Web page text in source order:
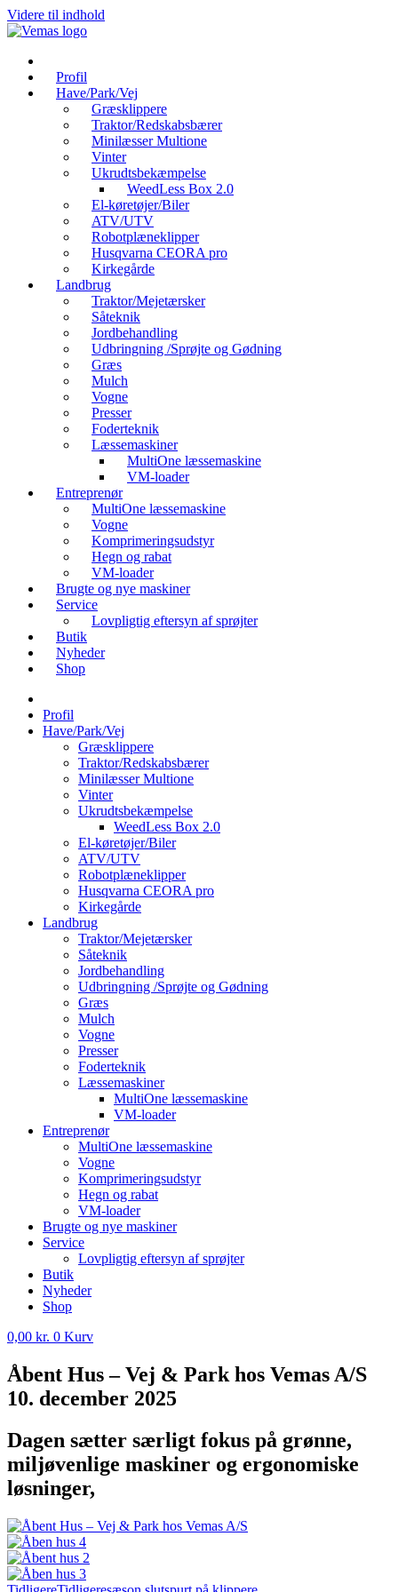
Videre til indhold
Profil
Have/Park/Vej
Græsklippere
Traktor/Redskabsbærer
Minilæsser Multione
Vinter
Ukrudtsbekæmpelse
WeedLess Box 2.0
El-køretøjer/Biler
ATV/UTV
Robotplæneklipper
Husqvarna CEORA pro
Kirkegårde
Landbrug
Traktor/Mejetærsker
Såteknik
Jordbehandling
Udbringning /Sprøjte og Gødning
Græs
Mulch
Vogne
Presser
Foderteknik
Læssemaskiner
MultiOne læssemaskine
VM-loader
Entreprenør
MultiOne læssemaskine
Vogne
Komprimeringsudstyr
Hegn og rabat
VM-loader
Brugte og nye maskiner
Service
Lovpligtig eftersyn af sprøjter
Butik
Nyheder
Shop
Profil
Have/Park/Vej
Græsklippere
Traktor/Redskabsbærer
Minilæsser Multione
Vinter
Ukrudtsbekæmpelse
WeedLess Box 2.0
El-køretøjer/Biler
ATV/UTV
Robotplæneklipper
Husqvarna CEORA pro
Kirkegårde
Landbrug
Traktor/Mejetærsker
Såteknik
Jordbehandling
Udbringning /Sprøjte og Gødning
Græs
Mulch
Vogne
Presser
Foderteknik
Læssemaskiner
MultiOne læssemaskine
VM-loader
Entreprenør
MultiOne læssemaskine
Vogne
Komprimeringsudstyr
Hegn og rabat
VM-loader
Brugte og nye maskiner
Service
Lovpligtig eftersyn af sprøjter
Butik
Nyheder
Shop
0,00 kr. 0 Kurv
Åbent Hus – Vej & Park hos Vemas A/S
10. december 2025
Dagen sætter særligt fokus på grønne,
miljøvenlige maskiner og ergonomiske
løsninger,